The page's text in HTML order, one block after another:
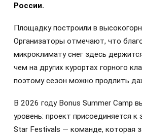
России.
Площадку построили в
Организаторы отмечают, что
микроклимату снег здесь
чем на других курортах горного
поэтому сезон можно продлить
В 2026 году Bonus Summer Camp
уровень: проект присоединяется к
Star Festivals — команде, которая